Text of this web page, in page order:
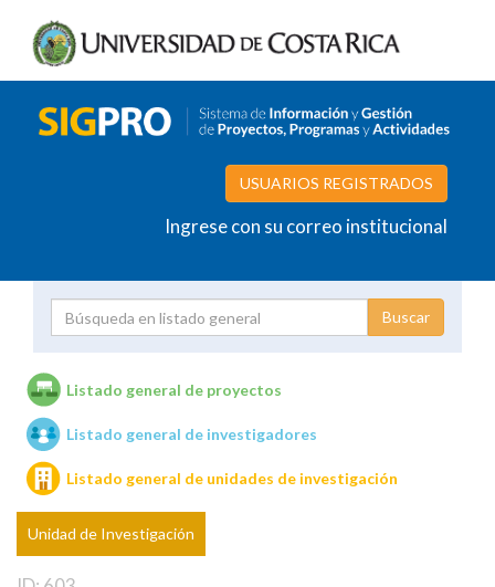
USUARIOS REGISTRADOS
Ingrese con su correo institucional
Unidades de investigación
Listado general de proyectos
Listado general de investigadores
Listado general de unidades de investigación
Unidad de Investigación